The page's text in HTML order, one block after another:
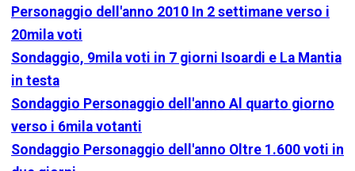
Personaggio dell'anno 2010 In 2 settimane verso i
20mila voti
Sondaggio, 9mila voti in 7 giorni Isoardi e La Mantia
in testa
Sondaggio Personaggio dell'anno Al quarto giorno
verso i 6mila votanti
Sondaggio Personaggio dell'anno Oltre 1.600 voti in